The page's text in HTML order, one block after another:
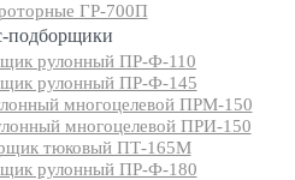
ГР-700П
подборщики
рулонный ПР-Ф-110
рулонный ПР-Ф-145
многоцелевой ПРМ-150
многоцелевой ПРИ-150
тюковый ПТ-165М
рулонный ПР-Ф-180